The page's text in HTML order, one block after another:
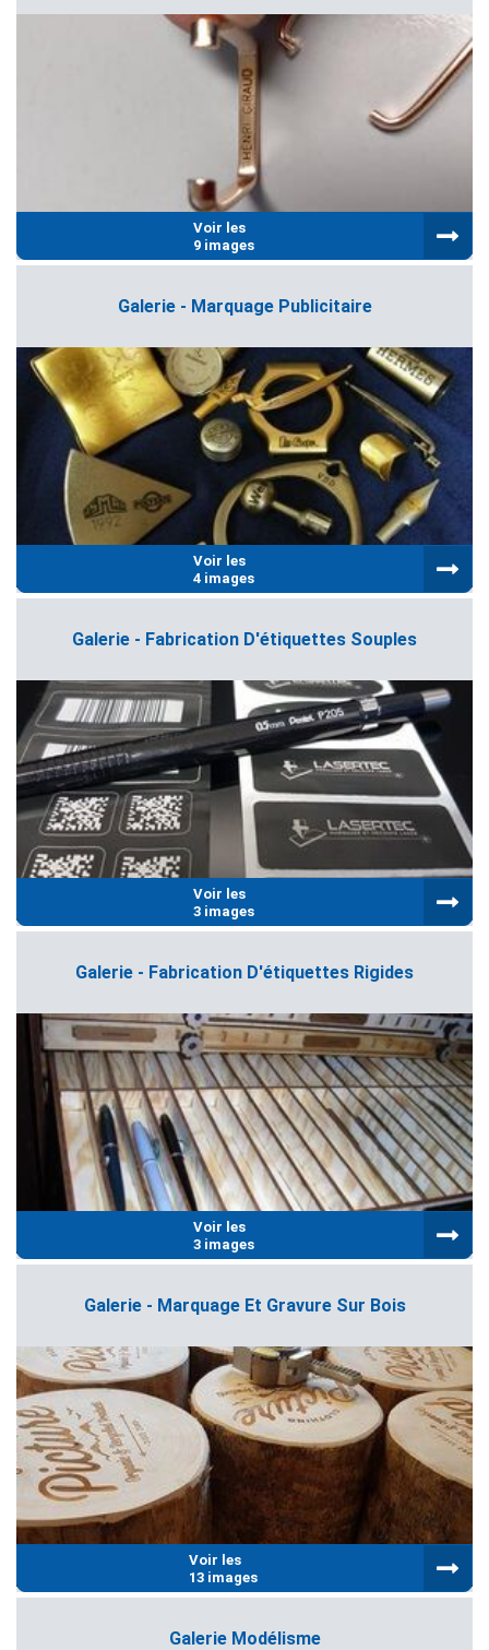
Voir les
9 images
Galerie - Marquage Publicitaire
Voir les
4 images
Galerie - Fabrication D'étiquettes Souples
Voir les
3 images
Galerie - Fabrication D'étiquettes Rigides
Voir les
3 images
Galerie - Marquage Et Gravure Sur Bois
Voir les
13 images
Galerie Modélisme